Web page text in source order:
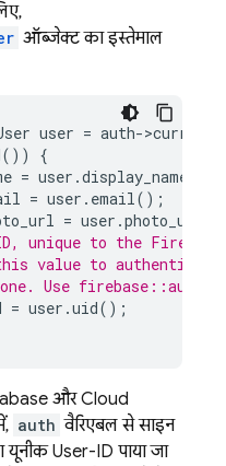
ऑब्जेक्ट का इस्तेमाल
user = auth->
())
{
= user .display_name
= user . email();
= user .photo_url
unique to the
value to
Use
= user .uid();
औरCloud
auth वैरिएबल से साइन
यूनीक User-ID पाया जा